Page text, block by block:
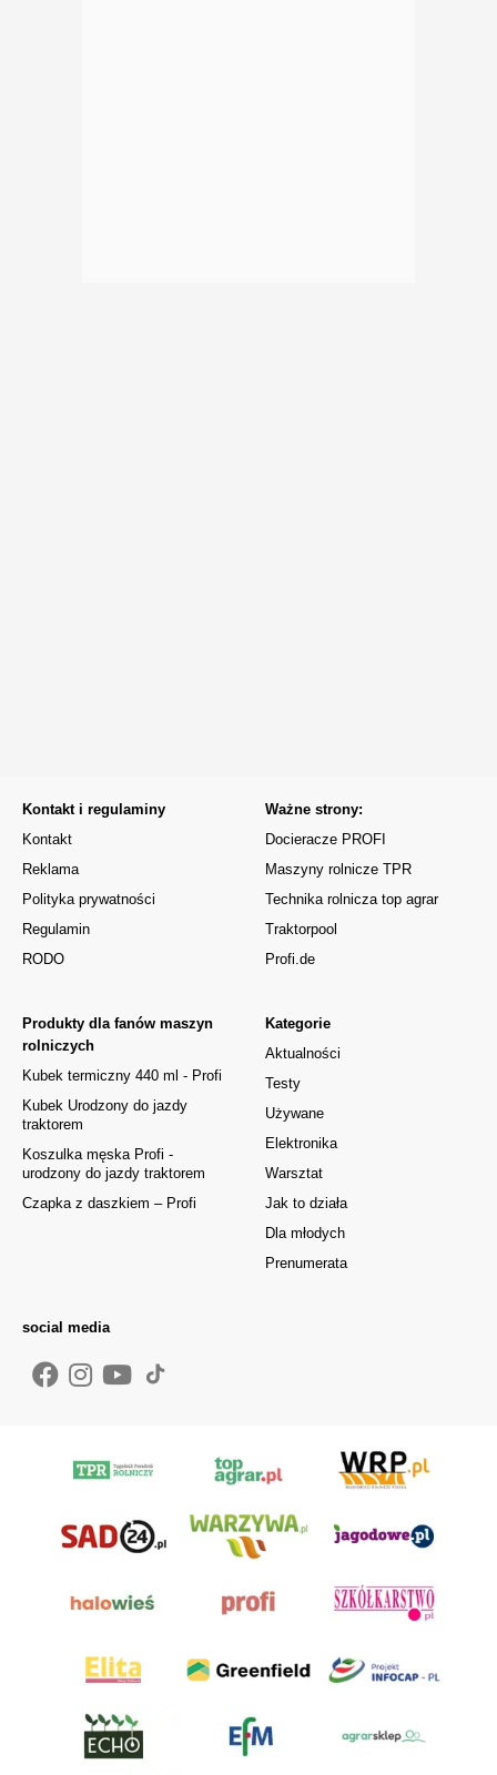
Kontakt i regulaminy
Kontakt
Reklama
Polityka prywatności
Regulamin
RODO
Kategorie
Aktualności
Testy
Używane
Elektronika
Warsztat
Jak to działa
Dla młodych
Prenumerata
Produkty dla fanów maszyn
rolniczych
Kubek termiczny 440 ml - Profi
Kubek Urodzony do jazdy
traktorem
Koszulka męska Profi -
urodzony do jazdy traktorem
Czapka z daszkiem – Profi
Ważne strony:
Docieracze PROFI
Maszyny rolnicze TPR
Technika rolnicza top agrar
Traktorpool
Profi.de
social media